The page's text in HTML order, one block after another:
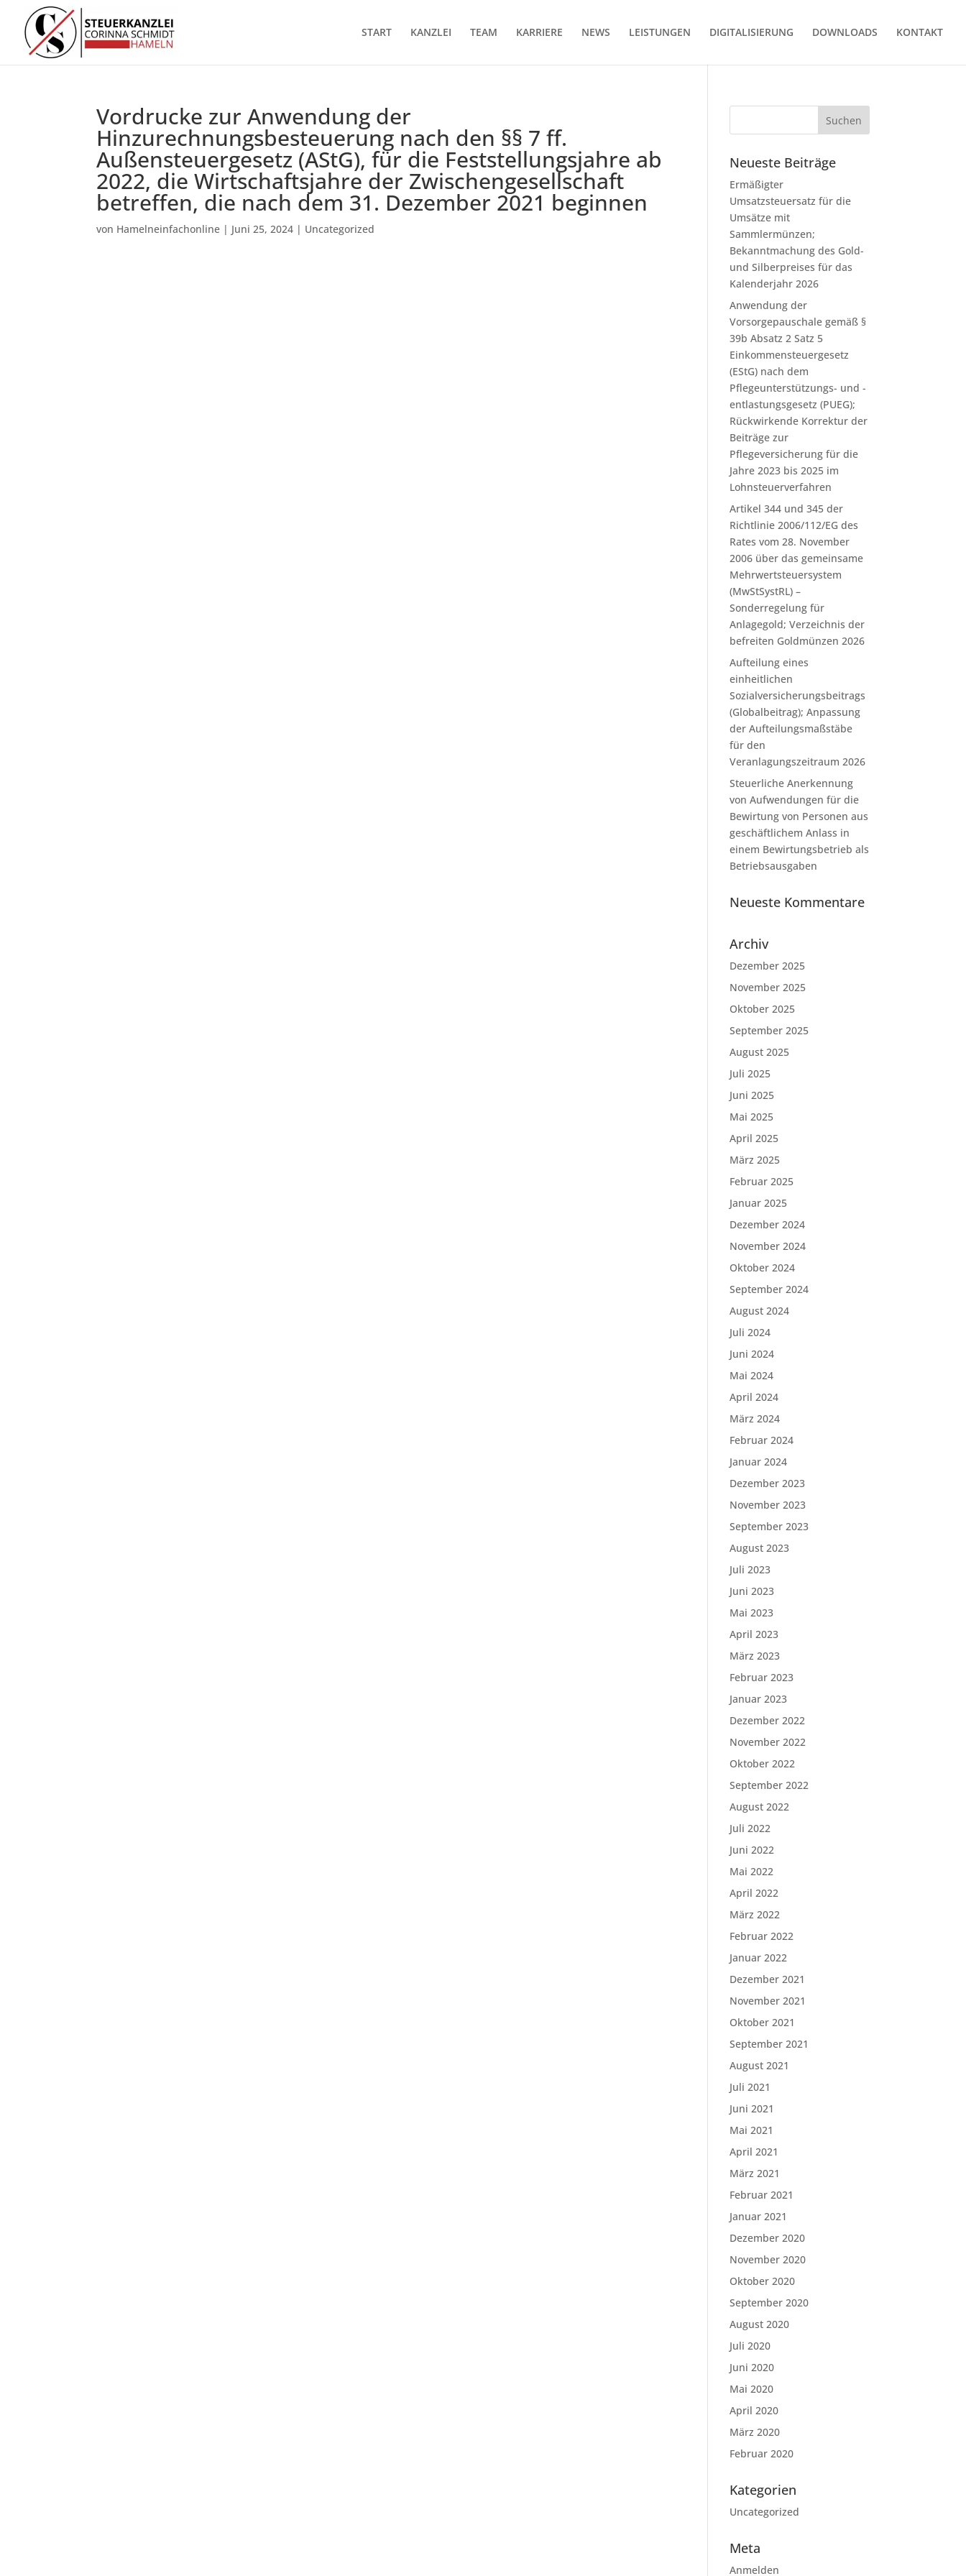
START KANZLEI TEAM KARRIERE NEWS LEISTUNGEN DIGITALISIERUNG DOWNLOADS KONTAKT
Vordrucke zur Anwendung der
Hinzurechnungsbesteuerung nach den §§ 7 ff.
Außensteuergesetz (AStG), für die Feststellungsjahre ab
2022, die Wirtschaftsjahre der Zwischengesellschaft
betreffen, die nach dem 31. Dezember 2021 beginnen
von Hamelneinfachonline | Juni 25, 2024 | Uncategorized
Neueste Beiträge
Ermäßigter
Umsatzsteuersatz für die
Umsätze mit
Sammlermünzen;
Bekanntmachung des Gold-
und Silberpreises für das
Kalenderjahr 2026
Anwendung der
Vorsorgepauschale gemäß §
39b Absatz 2 Satz 5
Einkommensteuergesetz
(EStG) nach dem
Pflegeunterstützungs- und -
entlastungsgesetz (PUEG);
Rückwirkende Korrektur der
Beiträge zur
Pflegeversicherung für die
Jahre 2023 bis 2025 im
Lohnsteuerverfahren
Artikel 344 und 345 der
Richtlinie 2006/112/EG des
Rates vom 28. November
2006 über das gemeinsame
Mehrwertsteuersystem
(MwStSystRL) –
Sonderregelung für
Anlagegold; Verzeichnis der
befreiten Goldmünzen 2026
Aufteilung eines
einheitlichen
Sozialversicherungsbeitrags
(Globalbeitrag); Anpassung
der Aufteilungsmaßstäbe
für den
Veranlagungszeitraum 2026
Steuerliche Anerkennung
von Aufwendungen für die
Bewirtung von Personen aus
geschäftlichem Anlass in
einem Bewirtungsbetrieb als
Betriebsausgaben
Neueste Kommentare
Archiv
Dezember 2025
November 2025
Oktober 2025
September 2025
August 2025
Juli 2025
Juni 2025
Mai 2025
April 2025
März 2025
Februar 2025
Januar 2025
Dezember 2024
November 2024
Oktober 2024
September 2024
August 2024
Juli 2024
Juni 2024
Mai 2024
April 2024
März 2024
Februar 2024
Januar 2024
Dezember 2023
November 2023
September 2023
August 2023
Juli 2023
Juni 2023
Mai 2023
April 2023
März 2023
Februar 2023
Januar 2023
Dezember 2022
November 2022
Oktober 2022
September 2022
August 2022
Juli 2022
Juni 2022
Mai 2022
April 2022
März 2022
Februar 2022
Januar 2022
Dezember 2021
November 2021
Oktober 2021
September 2021
August 2021
Juli 2021
Juni 2021
Mai 2021
April 2021
März 2021
Februar 2021
Januar 2021
Dezember 2020
November 2020
Oktober 2020
September 2020
August 2020
Juli 2020
Juni 2020
Mai 2020
April 2020
März 2020
Februar 2020
Kategorien
Uncategorized
Meta
Anmelden